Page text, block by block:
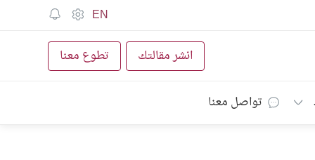
EN
انشر مقالتك تطوع معنا
تواصل معنا